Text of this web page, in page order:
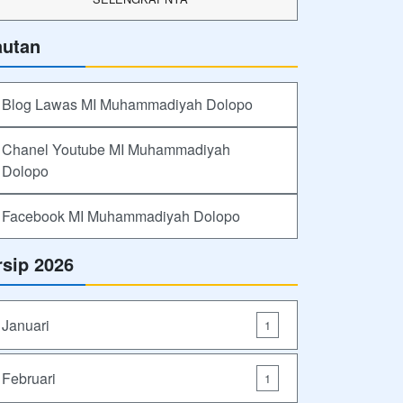
Blog Lawas MI Muhammadiyah Dolopo
Chanel Youtube MI Muhammadiyah
Dolopo
Facebook MI Muhammadiyah Dolopo
2026
Januari 1
Februari 1